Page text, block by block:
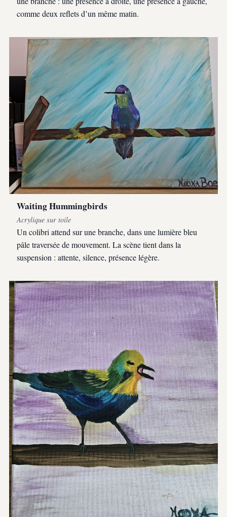
comme deux reflets d’un même matin.
Waiting Hummingbirds
Acrylique sur toile
Un colibri attend sur une branche, dans une lumière bleu
pâle traversée de mouvement. La scène tient dans la
suspension : attente, silence, présence légère.